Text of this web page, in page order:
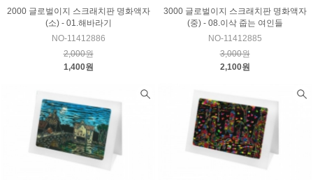
2000 글로벌이지 스크래치판 명화액자
(소) - 01.해바라기
NO-11412886
2,000원
1,400원
3000 글로벌이지 스크래치판 명화액자
(중) - 08.이삭 줍는 여인들
NO-11412885
3,000원
2,100원